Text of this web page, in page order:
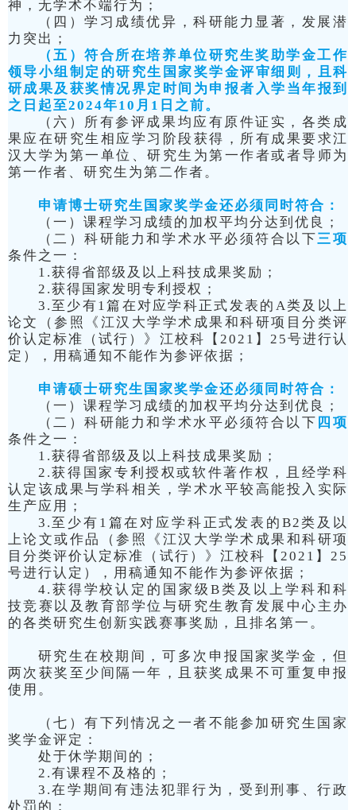
神，无学术不端行为；
（四）学习成绩优异，科研能力显著，发展潜
力突出；
（五）符合所在培养单位研究生奖助学金工作
领导小组制定的研究生国家奖学金评审细则，且科
研成果及获奖情况界定时间为申报者入学当年报到
之日起至2024年10月1日之前。
（六）所有参评成果均应有原件证实，各类成
果应在研究生相应学习阶段获得，所有成果要求江
汉大学为第一单位、研究生为第一作者或者导师为
第一作者、研究生为第二作者。
申请博士研究生国家奖学金还必须同时符合：
（一）课程学习成绩的加权平均分达到优良；
（二）科研能力和学术水平必须符合以下三项
条件之一：
1.获得省部级及以上科技成果奖励；
2.获得国家发明专利授权；
3.至少有1篇在对应学科正式发表的A类及以上
论文（参照《江汉大学学术成果和科研项目分类评
价认定标准（试行）》江校科【2021】25号进行认
定），用稿通知不能作为参评依据；
申请硕士研究生国家奖学金还必须同时符合：
（一）课程学习成绩的加权平均分达到优良；
（二）科研能力和学术水平必须符合以下 四项
条件之一：
1.获得省部级及以上科技成果奖励；
2.获得国家专利授权或软件著作权，且经学科
认定该成果与学科相关，学术水平较高能投入实际
生产应用；
3.至少有1篇在对应学科正式发表的B2类及以
上论文或作品（参照《江汉大学学术成果和科研项
目分类评价认定标准（试行）》江校科【2021】25
号进行认定），用稿通知不能作为参评依据；
4.获得学校认定的国家级B类及以上学科和科
技竞赛以及教育部学位与研究生教育发展中心主办
的各类研究生创新实践赛事奖励，且排名第一。
研究生在校期间，可多次申报国家奖学金，但
两次获奖至少间隔一年，且获奖成果不可重复申报
使用。
（七）有下列情况之一者不能参加研究生国家
奖学金评定：
处于休学期间的；
2.有课程不及格的；
3.在学期间有违法犯罪行为，受到刑事、行政
处罚的；